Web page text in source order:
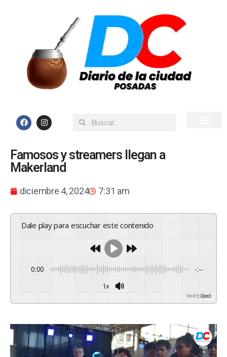
Famosos y streamers llegan a
Makerland
diciembre 4, 2024 7:31 am
Dale play para escuchar este contenido
0:00 -:--
1x
Powered By GSpeech